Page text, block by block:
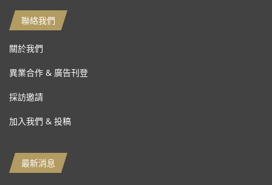
聯絡我們
關於我們
異業合作 & 廣告刊登
採訪邀請
加入我們 & 投稿
最新消息